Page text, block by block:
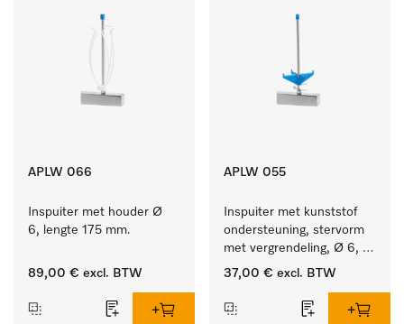
APLW 066
Inspuiter met houder Ø
6, lengte 175 mm.
89,00 € excl. BTW
APLW 055
Inspuiter met kunststof
ondersteuning, stervorm
met vergrendeling, Ø 6,
lengte 175 mm.
37,00 € excl. BTW